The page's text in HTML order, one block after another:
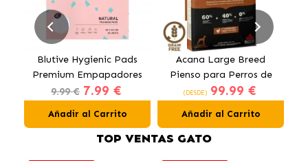
Blutive Hygienic Pads
Premium Empapadores
para Perros 60x60 cm
9.99 € 7.99 €
Añadir al Carrito
Acana Large Breed
Pienso para Perros de
Razas Grandes con Pollo
(DESDE) 99.99 €
Añadir al Carrito
TOP VENTAS GATO